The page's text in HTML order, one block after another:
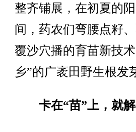
整齐铺展，在初夏的
间，药农们弯腰点籽
覆沙穴播的育苗新技
乡”的广袤田野生根发
卡在“苗”上，就